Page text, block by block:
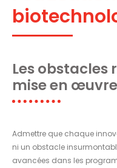
Les obstacles
mise en
Admettre que chaque
ni un obstacle
avancées dans les